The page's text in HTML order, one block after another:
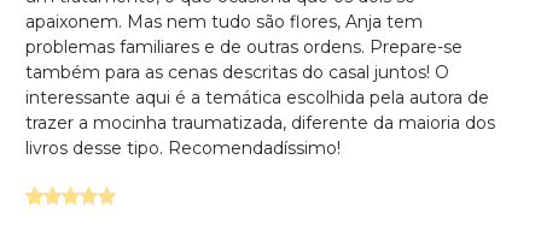
apaixonem. Mas nem tudo são flores, Anja tem
problemas familiares e de outras ordens. Prepare-se
também para as cenas descritas do casal juntos! O
interessante aqui é a temática escolhida pela autora de
trazer a mocinha traumatizada, diferente da maioria dos
livros desse tipo. Recomendadíssimo!